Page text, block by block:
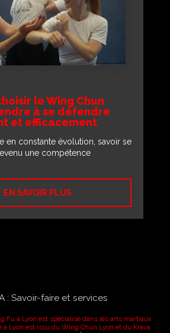
le Wing Chun
à se défendre
et efficacement
en constante évolution, savoir se
une compétence
EN SAVOIR PLUS
: Savoir-faire et services
Fu à Lyon est spécialisé dans les arts martiaux
à Lyon est issu du Wing Chun Lyon et du Krava